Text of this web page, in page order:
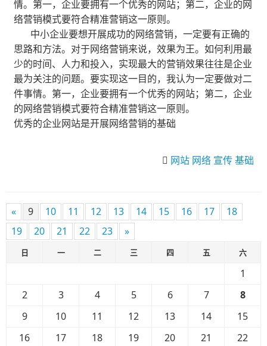
情。第一，企业要拥有一个优秀的网站；第二，企业的网
络营销模式要符合精准营销这一原则。
中小企业要想开展成功的网络营销，一定要有正确的
思路和方法。对于网络营销来说，效果为王。如何利用最
少的时间、人力和投入，实现最大的营销效果往往是企业
最为关注的问题。要实现这一目的，我认为一定要做对二
件事情。第一，企业要拥有一个优秀的网站；第二，企业
的网络营销模式要符合精准营销这一原则。
优秀的企业网站是开展网络营销的基础
网站 网络 宣传基础
« 9 10 11 12 13 14 15 16 17
18
19
20 21 22 23 »
日 一 二 三 四 五 六
1
2
3 4 5 6 7
8
9
10 11 12 13 14
15
16
17 18 19 20 21
22